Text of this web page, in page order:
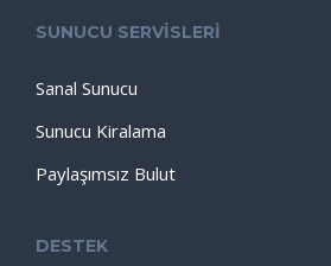
SUNUCU SERVİSLERİ
Sanal Sunucu
Sunucu Kiralama
Paylaşımsız Bulut
DESTEK